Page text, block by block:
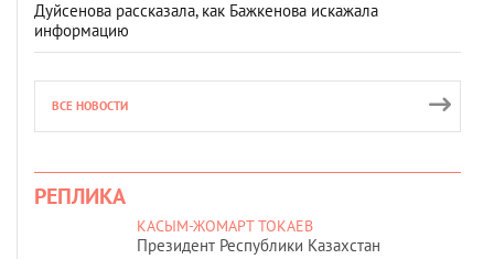
Дуйсенова рассказала, как Бажкенова искажала
информацию
ВСЕ НОВОСТИ
РЕПЛИКА
КАСЫМ-ЖОМАРТ ТОКАЕВ
Президент Республики Казахстан